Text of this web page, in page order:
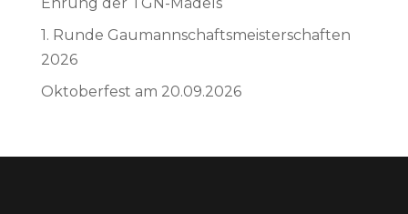
1. Runde Gaumannschaftsmeisterschaften
2026
Oktoberfest am 20.09.2026